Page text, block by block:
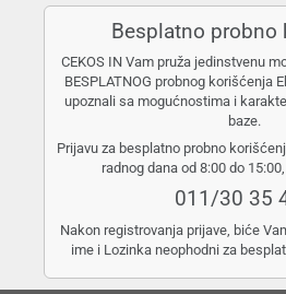
Besplatno probno
CEKOS IN Vam pruža jedinstvenu
BESPLATNOG probnog korišćenja
upoznali sa mogućnostima i
baze.
Prijavu za besplatno probno
radnog dana od 8:00 do
011/30 35
Nakon registrovanja prijave, biće
ime i Lozinka neophodni za